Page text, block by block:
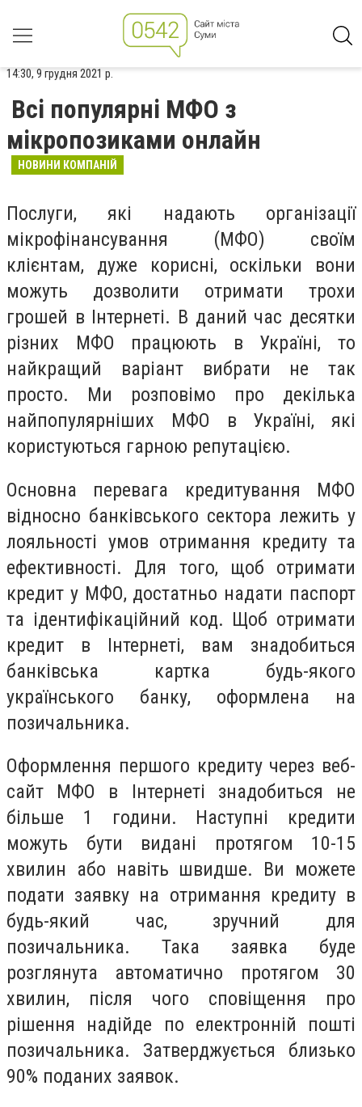
14:30, 9 грудня 2021 р.
Всі популярні МФО з
мікропозиками онлайн
НОВИНИ КОМПАНІЙ
Послуги, які надають організації
мікрофінансування (МФО) своїм
клієнтам, дуже корисні, оскільки вони
можуть дозволити отримати трохи
грошей в Інтернеті. В даний час десятки
різних МФО працюють в Україні, то
найкращий варіант вибрати не так
просто. Ми розповімо про декілька
найпопулярніших МФО в Україні, які
користуються гарною репутацією.
Основна перевага кредитування МФО
відносно банківського сектора лежить у
лояльності умов отримання кредиту та
ефективності. Для того, щоб отримати
кредит у МФО, достатньо надати паспорт
та ідентифікаційний код. Щоб отримати
кредит в Інтернеті, вам знадобиться
банківська картка будь-якого
українського банку, оформлена на
позичальника.
Оформлення першого кредиту через веб-
сайт МФО в Інтернеті знадобиться не
більше 1 години. Наступні кредити
можуть бути видані протягом 10-15
хвилин або навіть швидше. Ви можете
подати заявку на отримання кредиту в
будь-який час, зручний для
позичальника. Така заявка буде
розглянута автоматично протягом 30
хвилин, після чого сповіщення про
рішення надійде по електронній пошті
позичальника. Затверджується близько
90% поданих заявок.